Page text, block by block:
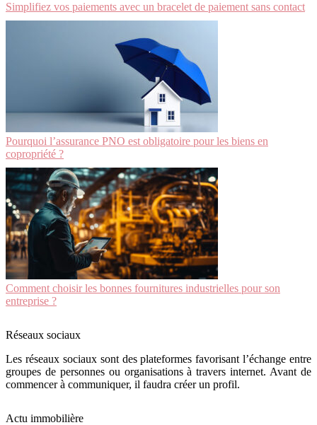
Simplifiez vos paiements avec un bracelet de paiement sans contact
Pourquoi l’assurance PNO est obligatoire pour les biens en
copropriété ?
Comment choisir les bonnes fournitures industrielles pour son
entreprise ?
Réseaux sociaux
Les réseaux sociaux sont des plateformes favorisant l’échange entre
groupes de personnes ou organisations à travers internet. Avant de
commencer à communiquer, il faudra créer un profil.
Actu immobilière